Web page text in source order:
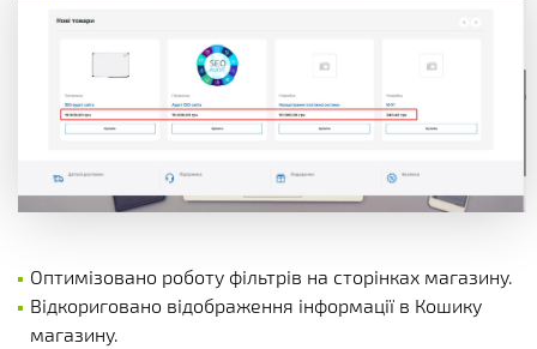
Оптимізовано роботу фільтрів на сторінках магазину.
Відкориговано відображення інформації в Кошику
магазину.